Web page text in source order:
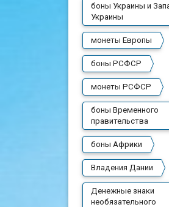
боны Украины и
Украины
монеты Европы
боны РСФСР
монеты РСФСР
боны Временного
правительства
боны Африки
Владения Дании
Денежные знаки
необязательного